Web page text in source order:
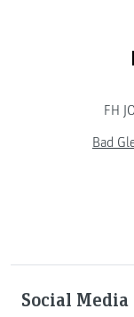
FH
Bad
Social Media